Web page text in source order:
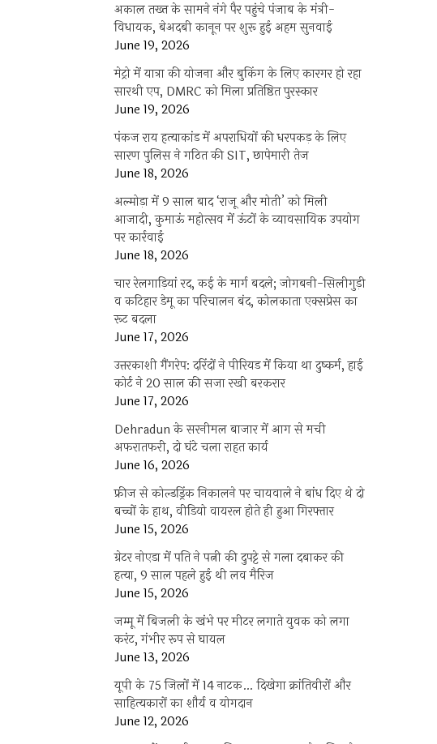
अकाल तख्त के सामने नंगे पैर पहुंचे पंजाब के मंत्री-
विधायक, बेअदबी कानून पर शुरू हुई अहम सुनवाई
June 19, 2026
मेट्रो में यात्रा की योजना और बुकिंग के लिए कारगर हो रहा
सारथी एप, DMRC को मिला प्रतिष्ठित पुरस्कार
June 19, 2026
पंकज राय हत्याकांड में अपराधियों की धरपकड़ के लिए
सारण पुलिस ने गठित की SIT, छापेमारी तेज
June 18, 2026
अल्मोड़ा में 9 साल बाद ‘राजू और मोती’ को मिली
आजादी, कुमाऊं महोत्सव में ऊंटों के व्यावसायिक उपयोग
पर कार्रवाई
June 18, 2026
चार रेलगाड़ियां रद, कई के मार्ग बदले; जोगबनी-सिलीगुड़ी
व कटिहार डेमू का परिचालन बंद, कोलकाता एक्सप्रेस का
रूट बदला
June 17, 2026
उत्तरकाशी गैंगरेप: दरिंदों ने पीरियड में किया था दुष्कर्म, हाई
कोर्ट ने 20 साल की सजा रखी बरकरार
June 17, 2026
Dehradun के सरनीमल बाजार में आग से मची
अफरातफरी, दो घंटे चला राहत कार्य
June 16, 2026
फ्रीज से कोल्डड्रिंक निकालने पर चायवाले ने बांध दिए थे दो
बच्चों के हाथ, वीडियो वायरल होते ही हुआ गिरफ्तार
June 15, 2026
ग्रेटर नोएडा में पति ने पत्नी की दुपट्टे से गला दबाकर की
हत्या, 9 साल पहले हुई थी लव मैरिज
June 15, 2026
जम्मू में बिजली के खंभे पर मीटर लगाते युवक को लगा
करंट, गंभीर रूप से घायल
June 13, 2026
यूपी के 75 जिलों में 14 नाटक… दिखेगा क्रांतिवीरों और
साहित्यकारों का शौर्य व योगदान
June 12, 2026